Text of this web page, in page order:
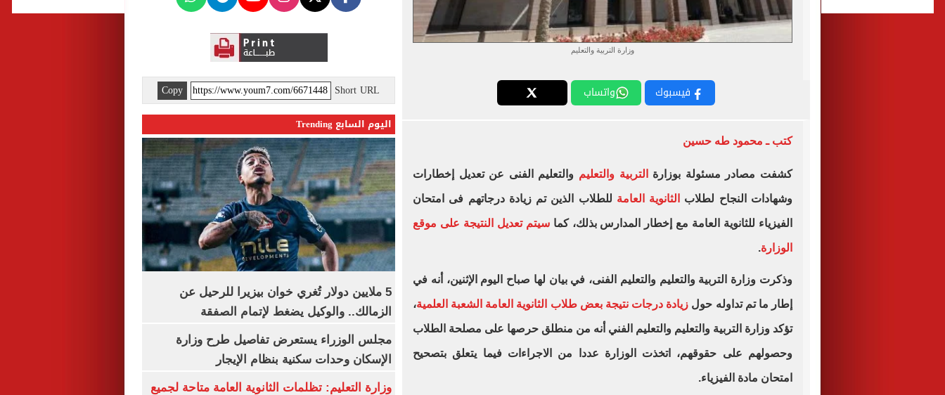
وزارة التربية والتعليم
فيسبوك واتساب
كتب ـ محمود طه حسين
كشفت مصادر مسئولة بوزارة التربية والتعليم والتعليم الفنى عن تعديل إخطارات
وشهادات النجاح لطلاب الثانوية العامة للطلاب الذين تم زيادة درجاتهم فى امتحان
الفيزياء للثانوية العامة مع إخطار المدارس بذلك، كماسيتم تعديل النتيجة على موقع
الوزارة.
وذكرت وزارة التربية والتعليم والتعليم الفنى، في بيان لها صباح اليوم الإثنين، أنه في
إطار ما تم تداوله حول زيادة درجات نتيجة بعض طلاب الثانوية العامة الشعبة العلمية،
تؤكد وزارة التربية والتعليم والتعليم الفني أنه من منطلق حرصها على مصلحة الطلاب
وحصولهم على حقوقهم، اتخذت الوزارة عددا من الاجراءات فيما يتعلق بتصحيح
امتحان مادة الفيزياء.
Short URL
Copy
اليوم السابع Trending
5 ملايين دولار تُغري خوان بيزيرا للرحيل عن
الزمالك.. والوكيل يضغط لإتمام الصفقة
مجلس الوزراء يستعرض تفاصيل طرح وزارة
الإسكان وحدات سكنية بنظام الإيجار
وزارة التعليم: تظلمات الثانوية العامة متاحة لجميع